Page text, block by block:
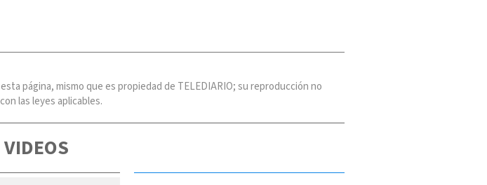
página, mismo que es propiedad de TELEDIARIO; su reproducción no
las leyes aplicables.